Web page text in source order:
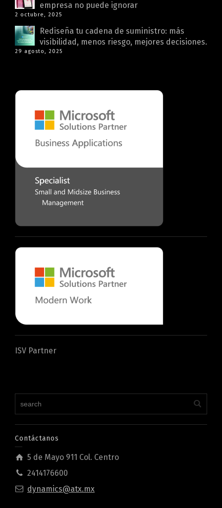
empresa no puede ignorar
2 octubre, 2025
Rediseña tu cadena de suministro: más
visibilidad, menos riesgo, mejores decisiones.
29 agosto, 2025
ISV Partner
Contáctanos
5 de Mayo 911 Col. Centro
2414176600
dynamics@atx.mx